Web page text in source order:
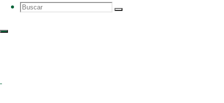
Buscar
Buscar:
Buscar